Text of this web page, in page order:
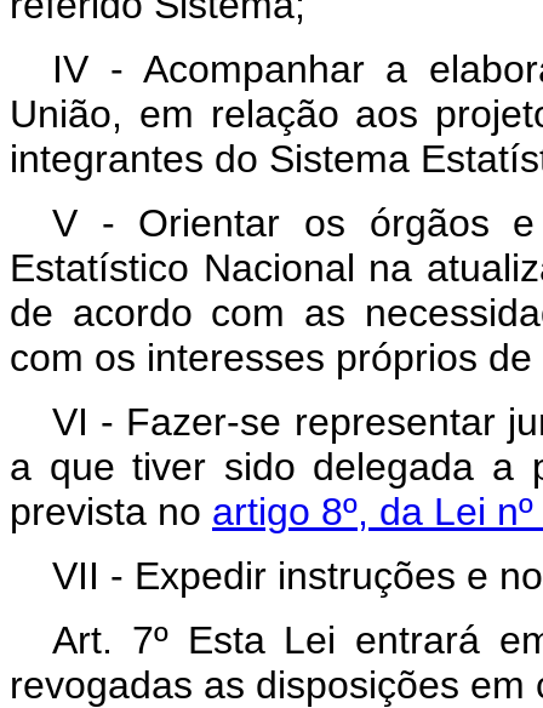
IV - Acompanhar a
União, em relação aos
integrantes do Sistema
V - Orientar os órgãos e
Estatístico Nacional na
de acordo com as
com os interesses próprios
VI - Fazer-se representar
a que tiver sido delegada a
prevista no artigo 8º, da Lei
VII - Expedir instruções e
Art. 7º Esta Lei entrará
revogadas as disposições em